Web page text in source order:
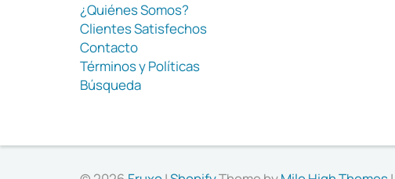
¿Quiénes Somos?
Clientes Satisfechos
Contacto
Términos y Políticas
Búsqueda